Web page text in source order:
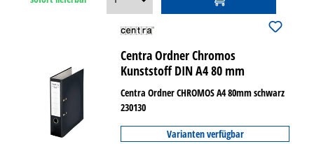
Centra Ordner Chromos
Kunststoff DIN A4 80 mm
Centra Ordner CHROMOS A4 80mm schwarz
230130
Varianten verfügbar